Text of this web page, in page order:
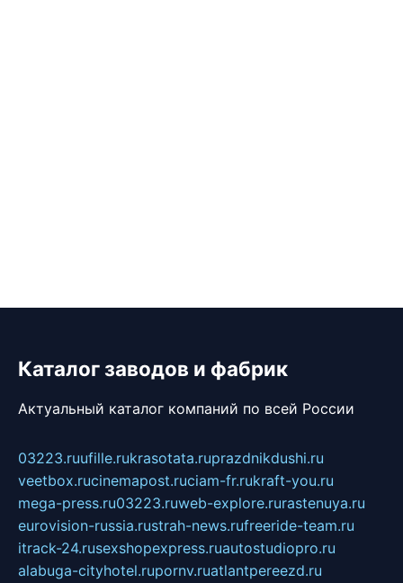
Каталог заводов и фабрик
Актуальный каталог компаний по всей России
03223.ruufille.rukrasotata.ruprazdnikdushi.ru
veetbox.rucinemapost.ruciam-fr.rukraft-you.ru
mega-press.ru03223.ruweb-explore.rurastenuya.ru
eurovision-russia.rustrah-news.rufreeride-team.ru
itrack-24.rusexshopexpress.ruautostudiopro.ru
alabuga-cityhotel.rupornv.ruatlantpereezd.ru